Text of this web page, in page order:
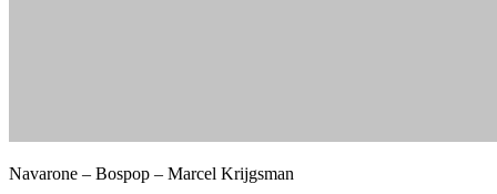
Navarone – Bospop – Marcel Krijgsman